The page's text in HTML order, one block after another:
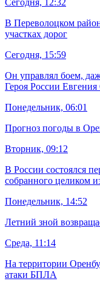
Сегодня, 12:32
В Переволоцком
участках дорог
Сегодня, 15:59
Он управлял боем,
Героя России Евгения
Понедельник, 06:01
Прогноз погоды в
Вторник, 09:12
В России состоялся
собранного целиком
Понедельник, 14:52
Летний зной
Среда, 11:14
На территории
атаки БПЛА